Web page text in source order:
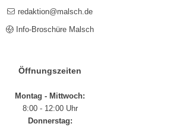
redaktion@malsch.de
Info-Broschüre Malsch
Öffnungszeiten
Montag - Mittwoch:
8:00 - 12:00 Uhr
Donnerstag: